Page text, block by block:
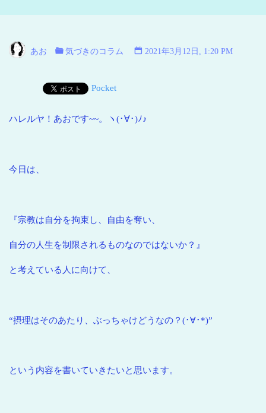
海
あお 気づきのコラム 2021年3月12日, 1:20 PM
Pocket
ハレルヤ！あおです~~。ヽ(･∀･)ﾉ♪
今日は、
『宗教は自分を拘束し、自由を奪い、
自分の人生を制限されるものなのではないか？』
と考えている人に向けて、
“摂理はそのあたり、ぶっちゃけどうなの？(･∀･*)”
という内容を書いていきたいと思います。